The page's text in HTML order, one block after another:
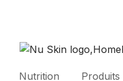
Nutrition Produits